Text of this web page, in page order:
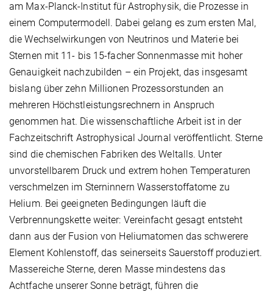
am Max-Planck-Institut für Astrophysik, die Prozesse in
einem Computermodell. Dabei gelang es zum ersten Mal,
die Wechselwirkungen von Neutrinos und Materie bei
Sternen mit 11- bis 15-facher Sonnenmasse mit hoher
Genauigkeit nachzubilden – ein Projekt, das insgesamt
bislang über zehn Millionen Prozessorstunden an
mehreren Höchstleistungsrechnern in Anspruch
genommen hat. Die wissenschaftliche Arbeit ist in der
Fachzeitschrift Astrophysical Journal veröffentlicht. Sterne
sind die chemischen Fabriken des Weltalls. Unter
unvorstellbarem Druck und extrem hohen Temperaturen
verschmelzen im Sterninnern Wasserstoffatome zu
Helium. Bei geeigneten Bedingungen läuft die
Verbrennungskette weiter: Vereinfacht gesagt entsteht
dann aus der Fusion von Heliumatomen das schwerere
Element Kohlenstoff, das seinerseits Sauerstoff produziert.
Massereiche Sterne, deren Masse mindestens das
Achtfache unserer Sonne beträgt, führen die